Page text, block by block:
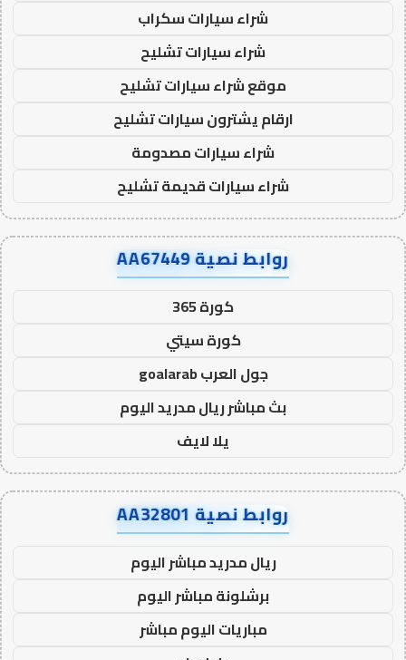
شراء سيارات سكراب
شراء سيارات تشليح
موقع شراء سيارات تشليح
ارقام يشترون سيارات تشليح
شراء سيارات مصدومة
شراء سيارات قديمة تشليح
روابط نصية AA67449
كورة 365
كورة سيتي
جول العرب goalarab
بث مباشر ريال مدريد اليوم
يلا لايف
روابط نصية AA32801
ريال مدريد مباشر اليوم
برشلونة مباشر اليوم
مباريات اليوم مباشر